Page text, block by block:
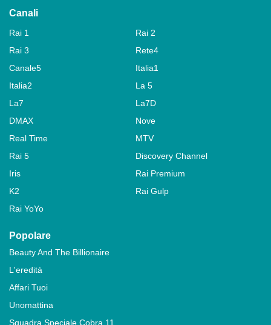
Canali
Rai 1
Rai 2
Rai 3
Rete4
Canale5
Italia1
Italia2
La 5
La7
La7D
DMAX
Nove
Real Time
MTV
Rai 5
Discovery Channel
Iris
Rai Premium
K2
Rai Gulp
Rai YoYo
Popolare
Beauty And The Billionaire
L'eredità
Affari Tuoi
Unomattina
Squadra Speciale Cobra 11